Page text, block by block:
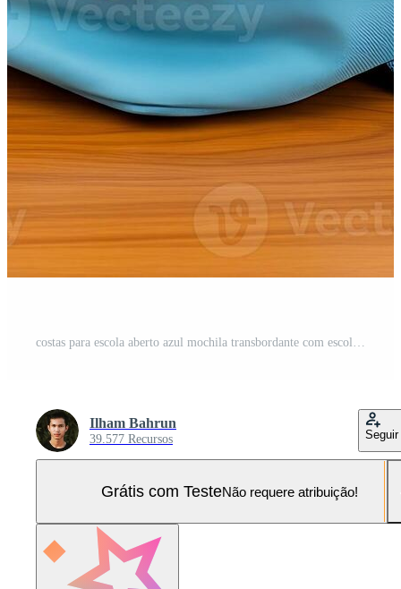
costas para escola aberto azul mochila transbordante com escola suprimentos em de madeira escrivaninha pronto para Aprendendo Foto Pro
Ilham Bahrun
39.577 Recursos Seguir
Grátis com TesteNão requere atribuição!